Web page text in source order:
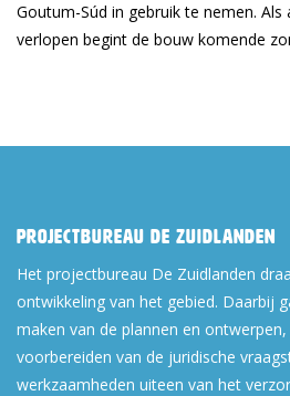
Goutum-Súd in gebruik te nemen. Als
verlopen begint de bouw komende
Projectbureau De Zuidlanden
Het projectbureau De Zuidlanden
ontwikkeling van het gebied. Daarbij
maken van de plannen en
voorbereiden van de juridische
werkzaamheden uiteen van het